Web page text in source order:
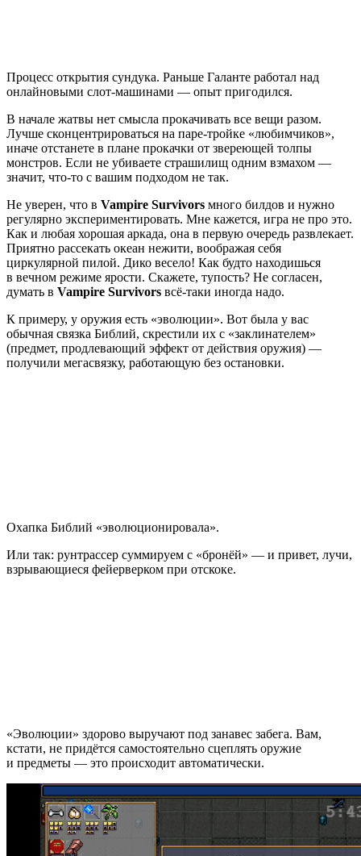
Процесс открытия сундука. Раньше Галанте работал над
онлайновыми слот-машинами — опыт пригодился.
В начале жатвы нет смысла прокачивать все вещи разом.
Лучше сконцентрироваться на паре-тройке «любимчиков»,
иначе отстанете в плане прокачки от звереющей толпы
монстров. Если не убиваете страшилищ одним взмахом —
значит, что-то с вашим подходом не так.
Не уверен, что в Vampire Survivors много билдов и нужно
регулярно экспериментировать. Мне кажется, игра не про это.
Как и любая хорошая аркада, она в первую очередь развлекает.
Приятно рассекать океан нежити, воображая себя
циркулярной пилой. Дико весело! Как будто находишься
в вечном режиме ярости. Скажете, тупость? Не согласен,
думать в Vampire Survivors всё-таки иногда надо.
К примеру, у оружия есть «эволюции». Вот была у вас
обычная связка Библий, скрестили их с «заклинателем»
(предмет, продлевающий эффект от действия оружия) —
получили мегасвязку, работающую без остановки.
Охапка Библий «эволюционировала».
Или так: рунтрассер суммируем с «бронёй» — и привет, лучи,
взрывающиеся фейерверком при отскоке.
«Эволюции» здорово выручают под занавес забега. Вам,
кстати, не придётся самостоятельно сцеплять оружие
и предметы — это происходит автоматически.